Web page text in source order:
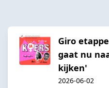
Giro
gaat nu
kijken'
2026-06-02